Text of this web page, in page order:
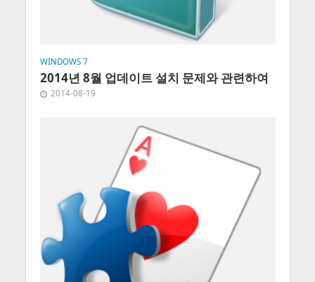
WINDOWS 7
2014년 8월 업데이트 설치 문제와 관련하여
2014-08-19